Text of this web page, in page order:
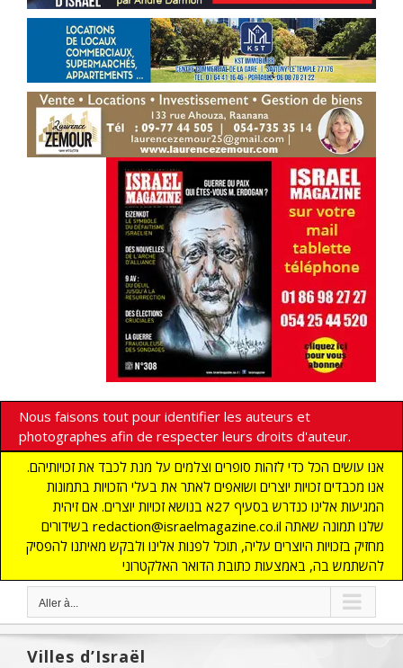
Nous faisons tout pour identifier les auteurs et
photographes afin de respecter leurs droits d'auteur.
אנו עושים הכל כדי לזהות סופרים וצלמים על מנת לכבד את זכויותיהם.
אנו מכבדים זכויות יוצרים ושואפים לאתר את בעלי הזכויות בתמונות
המגיעות אלינו כנדרש בסעיף 27א בנושא זכויות יוצרים. אם זיהית
בשידורים redaction@israelmagazine.co.il שלנו תמונה שאתה
מחזיק בזכויות היוצרים עליה, תוכל לפנות אלינו ולבקש מאיתנו להפסיק
להשתמש בה, באמצעות כתובת הדואר האלקטרוני
Aller à...
Villes d’Israël